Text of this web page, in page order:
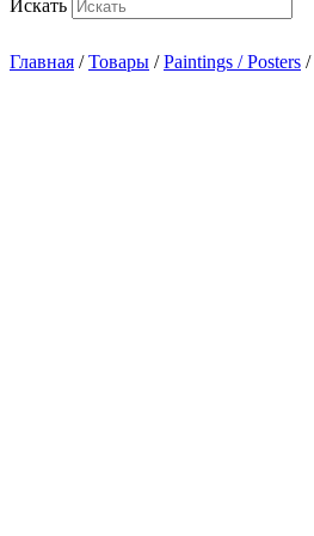
Искать
Главная /Товары /Paintings / Posters /